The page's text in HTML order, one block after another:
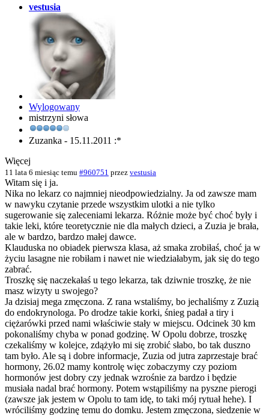
vestusia
Wylogowany
mistrzyni słowa
Zuzanka - 15.11.2011 :*
Więcej
11 lata 6 miesiąc temu #960751 przez vestusia
Witam się i ja.
Nika no lekarz co najmniej nieodpowiedzialny. Ja od zawsze mam
w nawyku czytanie przede wszystkim ulotki a nie tylko
sugerowanie się zaleceniami lekarza. Różnie może być choć były i
takie leki, które teoretycznie nie dla małych dzieci, a Zuzia je brała,
ale w bardzo, bardzo małej dawce.
Klauduska no obiadek pierwsza klasa, aż smaka zrobiłaś, choć ja w
życiu lasagne nie robiłam i nawet nie wiedziałabym, jak się do tego
zabrać.
Troszkę się naczekałaś u tego lekarza, tak dziwnie troszkę, że nie
masz wizyty u swojego?
Ja dzisiaj mega zmęczona. Z rana wstaliśmy, bo jechaliśmy z Zuzią
do endokrynologa. Po drodze takie korki, śnieg padał a tiry i
ciężarówki przed nami właściwie stały w miejscu. Odcinek 30 km
pokonaliśmy chyba w ponad godzinę. W Opolu dobrze, troszkę
czekaliśmy w kolejce, zdążyło mi się zrobić słabo, bo tak duszno
tam było. Ale są i dobre informacje, Zuzia od jutra zaprzestaje brać
hormony, 26.02 mamy kontrolę więc zobaczymy czy poziom
hormonów jest dobry czy jednak wzrośnie za bardzo i będzie
musiała nadal brać hormony. Potem wstąpiliśmy na pyszne pierogi
(zawsze jak jestem w Opolu to tam idę, to taki mój rytuał hehe). I
wróciliśmy godzinę temu do domku. Jestem zmęczona, siedzenie w